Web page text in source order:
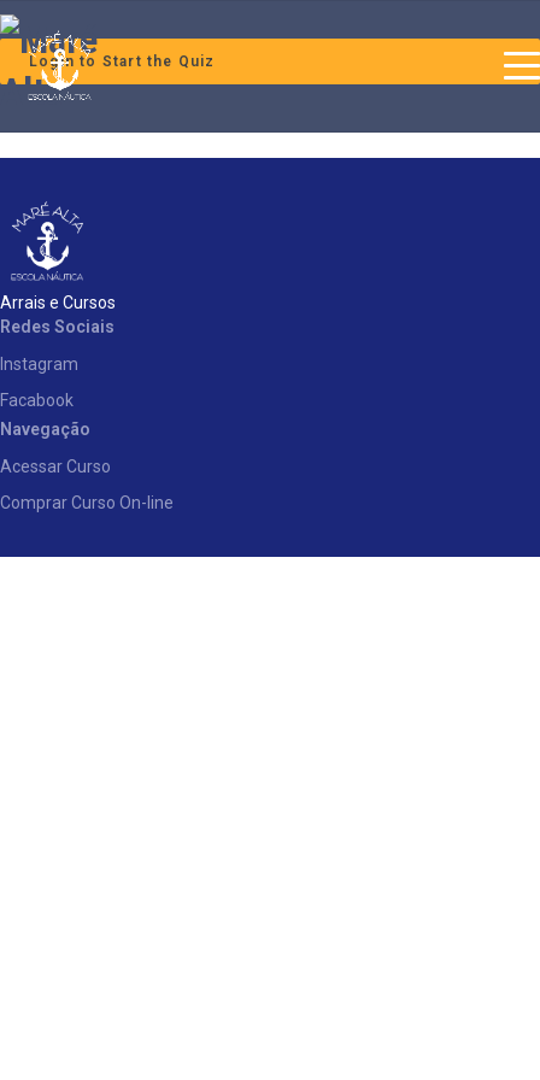
Login to Start the Quiz
Arrais e Cursos
Redes Sociais
Instagram
Facabook
Navegação
Acessar Curso
Comprar Curso On-line